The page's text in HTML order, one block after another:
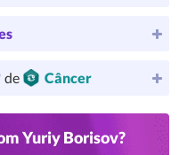
de Câncer
Yuriy Borisov?